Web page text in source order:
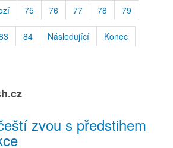
75 76 77 78 79
84 Následující Konec
zvou s předstihem